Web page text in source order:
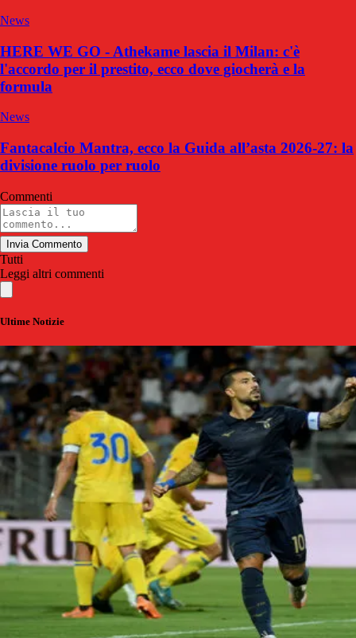
News
HERE WE GO - Athekame lascia il Milan: c'è
l'accordo per il prestito, ecco dove giocherà e la
formula
News
Fantacalcio Mantra, ecco la Guida all’asta 2026-27: la
divisione ruolo per ruolo
Commenti
Invia Commento
Tutti
Leggi altri commenti
Ultime Notizie